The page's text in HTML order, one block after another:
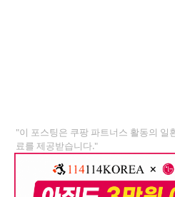
"이 포스팅은 쿠팡 파트너스 활동의 일
료를 제공받습니다."